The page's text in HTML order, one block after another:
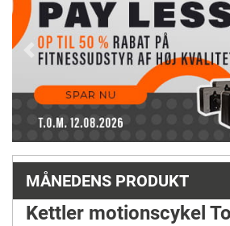
Previous
MÅNEDENS PRODUKT
Kettler motionscykel